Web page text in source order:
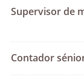
Contador